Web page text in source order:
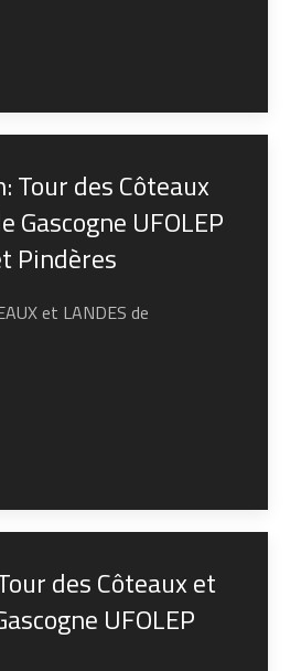
Tour des Côteaux
Gascogne UFOLEP
Pindères
et LANDES de
des Côteaux et
UFOLEP